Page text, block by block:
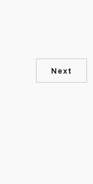
Next